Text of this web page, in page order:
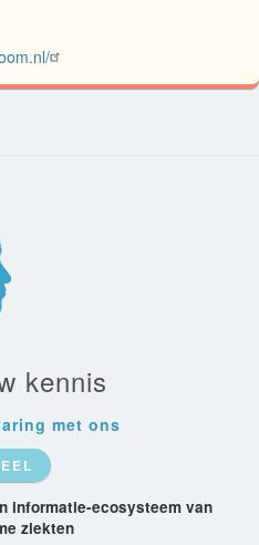
kennis
met ons
informatie-ecosysteem van
ziekten